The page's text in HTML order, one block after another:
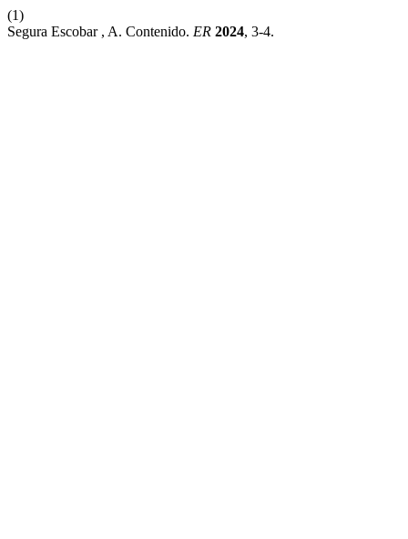
(1)
Segura Escobar , A. Contenido. ER 2024, 3-4.